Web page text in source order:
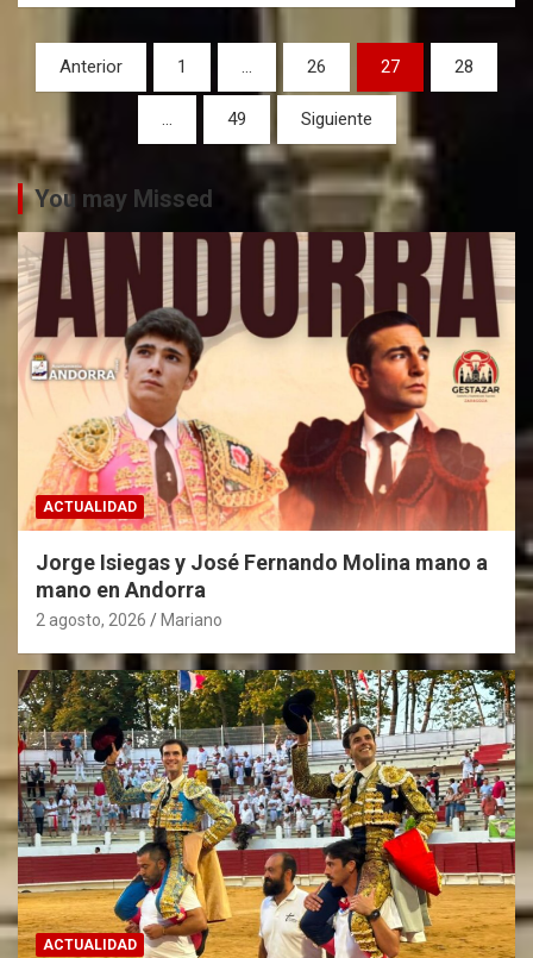
i
n
a
c
i
ó
n
e
a
d
a
s
Anterior 1 … 26 27 28
… 49 Siguiente
You may Missed
ACTUALIDAD
Jorge Isiegas y José Fernando Molina mano a
mano en Andorra
2 agosto, 2026 Mariano
ACTUALIDAD